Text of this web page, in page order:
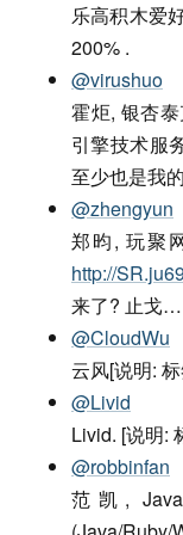
乐高积木爱
200% .
@virushuo
霍炬, 银杏
引擎技术服
至少也是我
@zhengyun
郑昀, 玩聚
http://
来了? 止戈…
@CloudWu
云风[说明:
@Livid
Livid. [说明:
@robbinfan
范凯,